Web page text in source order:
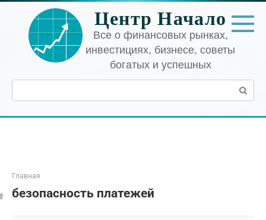
Перейти
контенту
Центр Начало
Все о финансовых рынках,
инвестициях, бизнесе, советы
богатых и успешных
Поиск:
Главная
безопасность платежей